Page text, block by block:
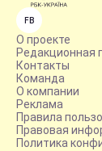
FB
О проекте
Редакционная
Контакты
Команда
О компании
Реклама
Правила
Правовая
Политика